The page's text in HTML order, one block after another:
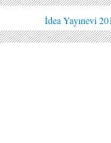
İdea Yayınevi